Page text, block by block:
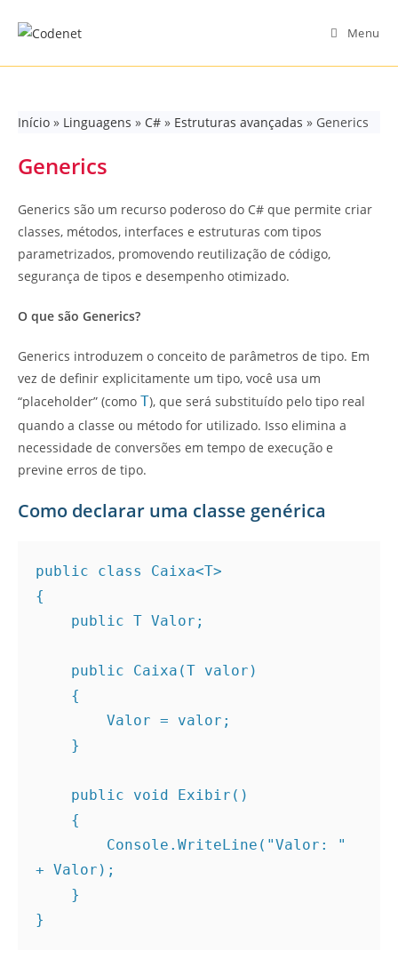
Menu
Início » Linguagens » C# » Estruturas avançadas » Generics
Generics
Generics são um recurso poderoso do C# que permite criar
classes, métodos, interfaces e estruturas com tipos
parametrizados, promovendo reutilização de código,
segurança de tipos e desempenho otimizado.
O que são Generics?
Generics introduzem o conceito de parâmetros de tipo. Em
vez de definir explicitamente um tipo, você usa um
“placeholder” (como T), que será substituído pelo tipo real
quando a classe ou método for utilizado. Isso elimina a
necessidade de conversões em tempo de execução e
previne erros de tipo.
Como declarar uma classe genérica
public class Caixa<T>
{
    public T Valor;
    public Caixa(T valor)
    {
        Valor = valor;
    }
    public void Exibir()
    {
+ Valor);
    }
}